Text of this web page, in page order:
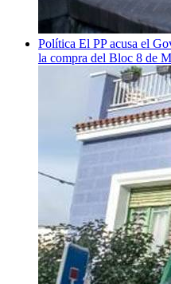
Política El PP acusa el
la compra del Bloc 8 de